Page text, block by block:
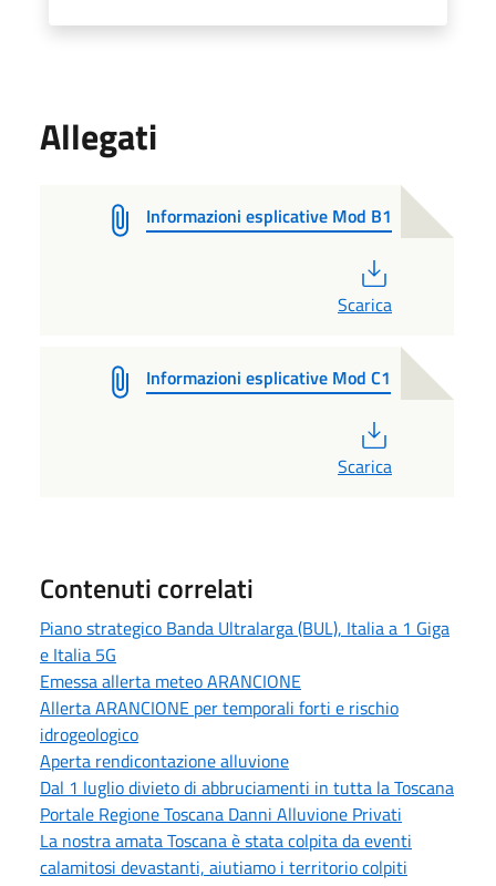
Allegati
Informazioni esplicative Mod B1
Scarica
Informazioni esplicative Mod C1
Scarica
Contenuti correlati
Piano strategico Banda Ultralarga (BUL), Italia a 1 Giga
e Italia 5G
Emessa allerta meteo ARANCIONE
Allerta ARANCIONE per temporali forti e rischio
idrogeologico
Aperta rendicontazione alluvione
Dal 1 luglio divieto di abbruciamenti in tutta la Toscana
Portale Regione Toscana Danni Alluvione Privati
La nostra amata Toscana è stata colpita da eventi
calamitosi devastanti, aiutiamo i territorio colpiti